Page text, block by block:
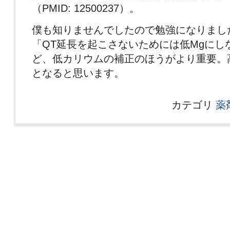
（PMID: 12500237）。
僕も知りませんでしたので勉強になりま
「QT延長を起こさないためには低Mgにし
ど、低カリウムの補正のほうがより重要
となると思います。
カテゴリ 薬